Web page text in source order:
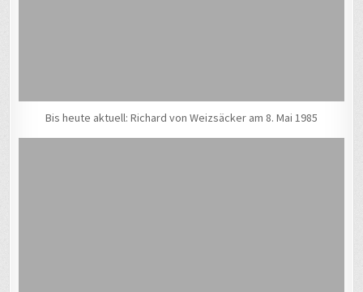
Bis heute aktuell: Richard von Weizsäcker am 8. Mai 1985